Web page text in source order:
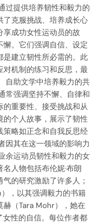
过提供培养韧性和毅力的
克服挑战、培养成长心
享成功女性运动员的故
。它们强调自信、设定
是建立韧性所必需的。此
机制的练习和反思，最
自助文学中培养毅力的共
常强调坚持不懈、自律和
重要性、接受挑战和从
的个人故事，展示了韧性
略如正念和自我反思经
因其在这一领域的影响力
余运动员韧性和毅力的女
人物包括布伦妮·布朗
的研究激励了许多人；
，以其强调毅力的书籍
赫（Tara Mohr），她在
女性的自信。每位作者都